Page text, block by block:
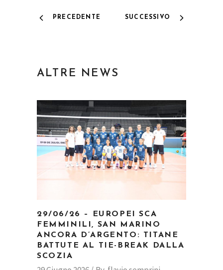
PRECEDENTE SUCCESSIVO
ALTRE NEWS
29/06/26 – EUROPEI SCA
FEMMINILI, SAN MARINO
ANCORA D’ARGENTO: TITANE
BATTUTE AL TIE-BREAK DALLA
SCOZIA